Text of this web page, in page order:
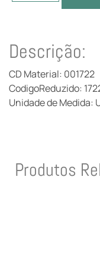
Descrição:
CD Material: 001722
CodigoReduzido:
Unidade de Medida:
Produtos